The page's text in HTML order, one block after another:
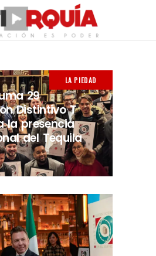
LA PIEDAD
29
Distintivo T
la presencia
del Tequila